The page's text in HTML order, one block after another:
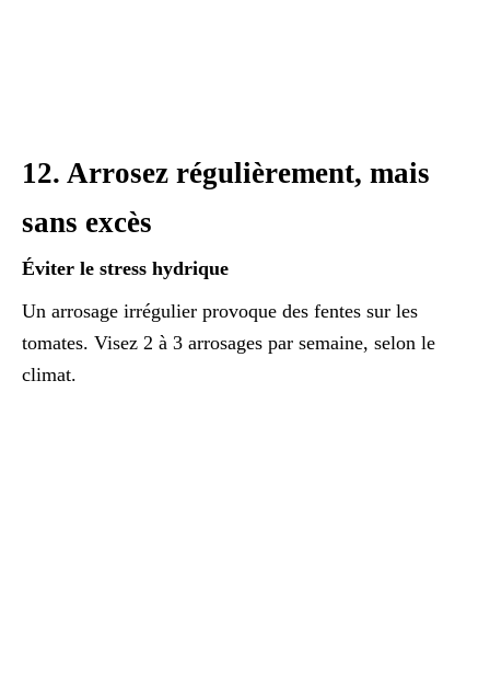
12. Arrosez régulièrement, mais
sans excès
Éviter le stress hydrique
Un arrosage irrégulier provoque des fentes sur les
tomates. Visez 2 à 3 arrosages par semaine, selon le
climat.